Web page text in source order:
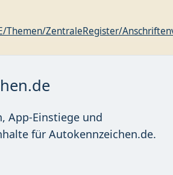
Themen/ZentraleRegister/
App-Einstiege und
für Autokennzeichen.de.